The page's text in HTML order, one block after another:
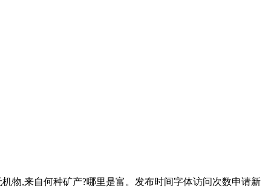
物,来自何种矿产?哪里是富。发布时间字体访问次数申请新